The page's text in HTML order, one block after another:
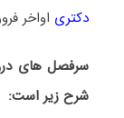
دکتری اواخر
سرفصل های
شرح زیر است: